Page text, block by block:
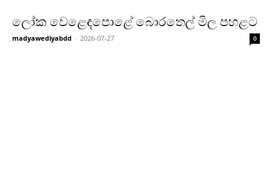
ලෝක වෙළෙඳපොළේ බොරතෙල් මිල පහළට
madyawediyabdd - 2026-07-27 0